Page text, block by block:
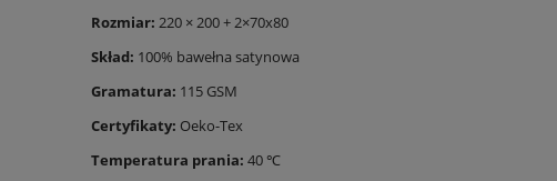
Rozmiar: 220 × 200 + 2×70x80
Skład: 100% bawełna satynowa
Gramatura: 115 GSM
Certyfikaty: Oeko-Tex
Temperatura prania: 40 ℃